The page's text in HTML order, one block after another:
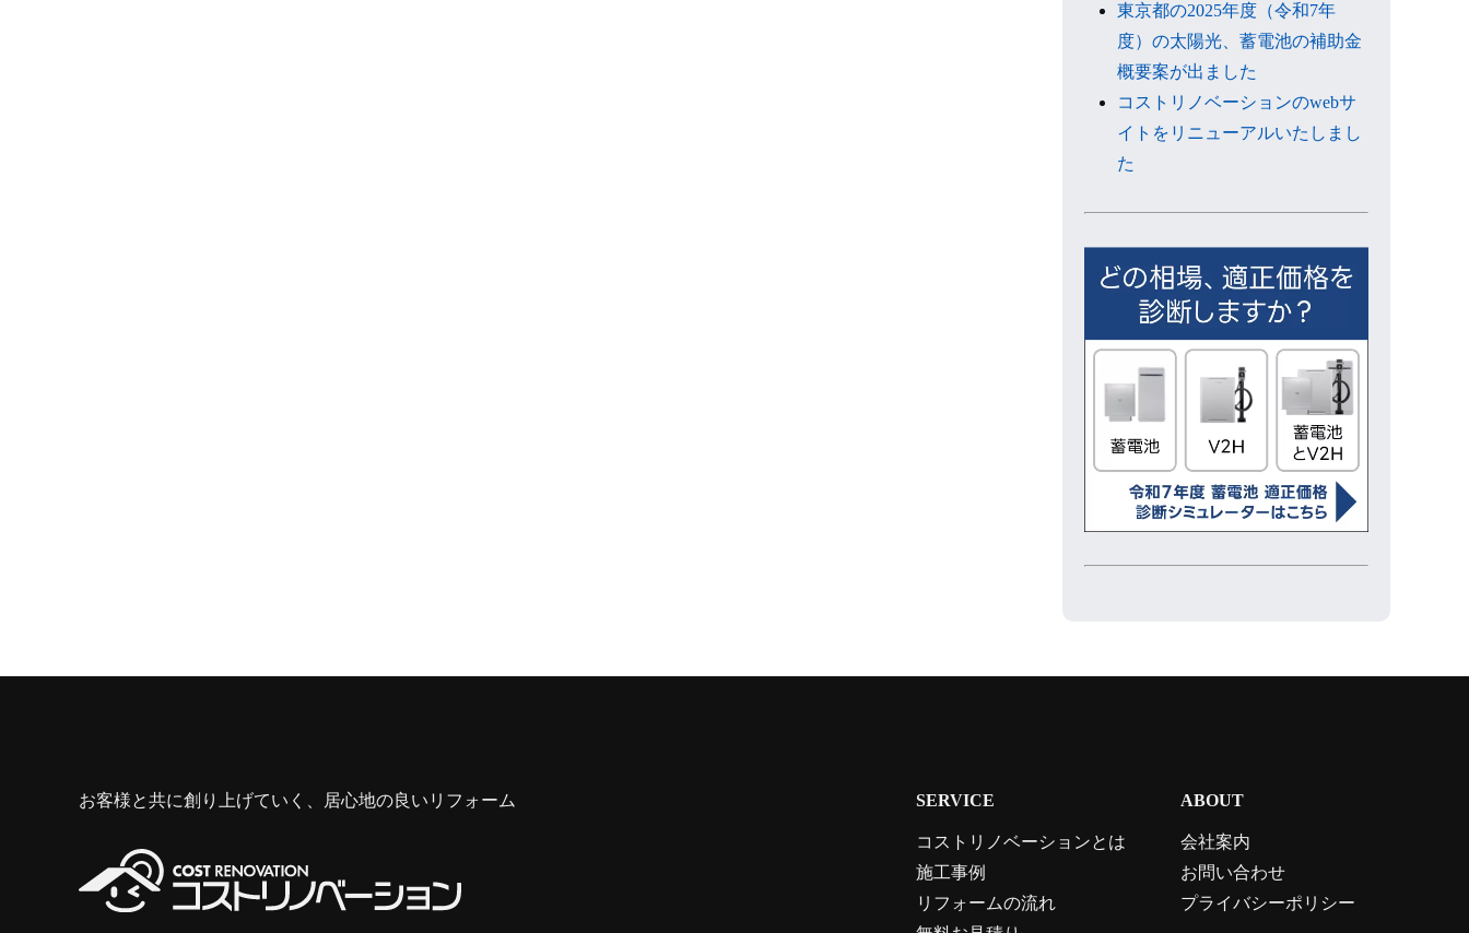
東京都の2025年度（令和7年
度）の太陽光、蓄電池の補助金
概要案が出ました
コストリノベーションのwebサ
イトをリニューアルいたしまし
た
お客様と共に創り上げていく、居心地の良いリフォーム SERVICE
コストリノベーションとは
施工事例
リフォームの流れ
ABOUT
会社案内
お問い合わせ
プライバシーポリシー